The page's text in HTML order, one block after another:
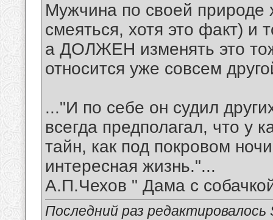
Мужчина по своей природе
смеяться, хотя это факт) и
а ДОЛЖЕН изменять это
относится уже совсем
..."И по себе он судил
всегда предполагал, что у
тайн, как под покровом
интересная жизнь."...
А.П.Чехов " Дама с
Последний раз редактировалось